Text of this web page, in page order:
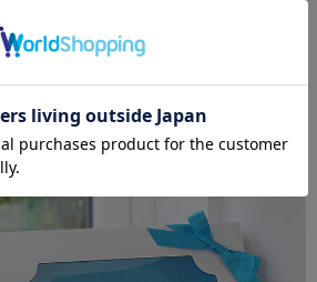
持ちを伝える
ンプルで上品なデザインに。
ます。